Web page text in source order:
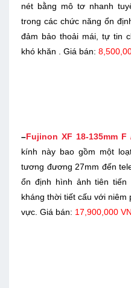
nét bằng mô tơ nhanh
trong các chức năng ổn
đảm bảo thoải mái, tự tin
khó khăn . Giá bán:
–Fujinon XF 18-135mm F
kính này bao gồm một
tương đương 27mm đến
ổn định hình ảnh tiên
kháng thời tiết cấu với niêm
vực. Giá bán: 17,900,000